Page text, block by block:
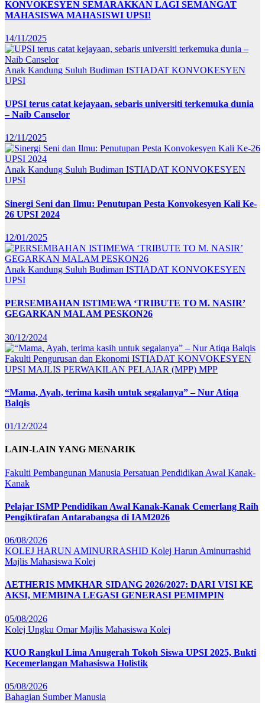
KONVOKESYEN SEMARAKKAN LAGI SEMANGAT
MAHASISWA MAHASISWI UPSI!
14/11/2025
Anak Kandung Suluh Budiman ISTIADAT KONVOKESYEN
UPSI
UPSI terus catat kejayaan, sebaris universiti terkemuka dunia
– Naib Canselor
12/11/2025
Anak Kandung Suluh Budiman ISTIADAT KONVOKESYEN
UPSI
Sinergi Seni dan Ilmu: Penutupan Pesta Konvokesyen Kali Ke-
26 UPSI 2024
12/01/2025
Anak Kandung Suluh Budiman ISTIADAT KONVOKESYEN
UPSI
PERSEMBAHAN ISTIMEWA ‘TRIBUTE TO M. NASIR’
GEGARKAN MALAM PESKON26
30/12/2024
Fakulti Pengurusan dan Ekonomi ISTIADAT KONVOKESYEN
UPSI MAJLIS PERWAKILAN PELAJAR (MPP) MPP
“Mama, Ayah, terima kasih untuk segalanya” – Nur Atiqa
Balqis
01/12/2024
LAIN-LAIN YANG MENARIK
Fakulti Pembangunan Manusia Persatuan Pendidikan Awal Kanak-
Kanak
Pelajar ISMP Pendidikan Awal Kanak-Kanak Cemerlang Raih
Pengiktirafan Antarabangsa di IAM2026
06/08/2026
KOLEJ HARUN AMINURRASHID Kolej Harun Aminurrashid
Majlis Mahasiswa Kolej
AETHERIS MMKHAR SIDANG 2026/2027: DARI VISI KE
AKSI, MEMBINA LEGASI GENERASI PEMIMPIN
05/08/2026
Kolej Ungku OmarMajlis Mahasiswa Kolej
KUO Rangkul Lima Anugerah Tokoh Siswa UPSI 2025, Bukti
Kecemerlangan Mahasiswa Holistik
05/08/2026
Bahagian Sumber Manusia